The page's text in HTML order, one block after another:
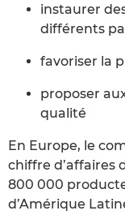
instaurer
différents
favoriser la
proposer
qualité
En Europe, le
chiffre d’affaires
800 000
d’Amérique